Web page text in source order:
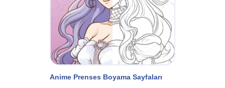
Anime Prenses Boyama Sayfaları